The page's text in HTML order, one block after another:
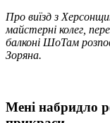
Про виїзд з
майстерні колег,
балконі ШоТам
Зоряна.
Мені набридло